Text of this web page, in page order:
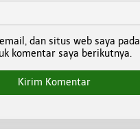
dan situs web saya pada
komentar saya berikutnya.